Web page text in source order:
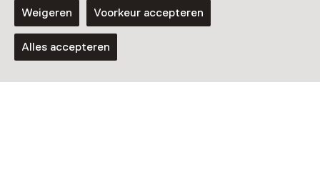
Weigeren Voorkeur accepteren
Alles accepteren